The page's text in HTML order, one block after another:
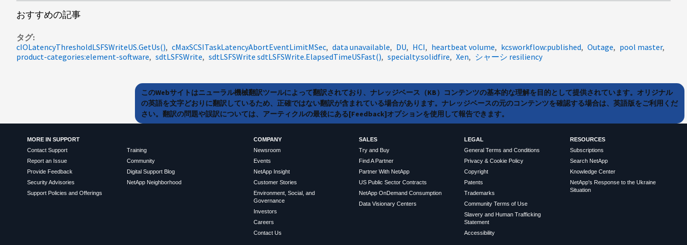
おすすめの記事
タグ
cIOLatencyThresholdLSFSWriteUS.GetUs()
cMaxSCSITaskLatencyAbortEventLimitMSec data unavailable DU HCI heartbeat volume kcsworkflow:published Outage
pool master
product-categories:element-software
sdtLSFSWrite sdtLSFSWrite sdtLSFSWrite.ElapsedTimeUSFast() specialty:solidfire Xen シャーシ resiliency
このWebサイトはニューラル機械翻訳ツールによって翻訳されており、ナレッジベース（KB）コンテンツの基本的な理解を目的として提供されています。オリジナル
の英語を文字どおりに翻訳しているため、正確ではない翻訳が含まれている場合があります。ナレッジベースの元のコンテンツを確認する場合は、英語版をご利用くだ
さい。翻訳の問題や誤訳については、アーティクルの最後にある[Feedback]オプションを使用して報告できます。
MORE IN SUPPORT
Contact Support
Report an Issue
Provide Feedback
Security Advisories
Support Policies and Offerings
Training
Community
Digital Support Blog
NetApp Neighborhood
COMPANY
Newsroom
Events
NetApp Insight
Customer Stories
Environment, Social, and
Governance
Investors
Careers
Contact Us
SALES
Try and Buy
Find A Partner
Partner With NetApp
US Public Sector Contracts
NetApp OnDemand Consumption
Data Visionary Centers
LEGAL
General Terms and Conditions
Privacy & Cookie Policy
Copyright
Patents
Trademarks
Community Terms of Use
Slavery and Human Trafficking
Statement
Accessibility
RESOURCES
Subscriptions
Search NetApp
Knowledge Center
NetApp's Response to the Ukraine
Situation